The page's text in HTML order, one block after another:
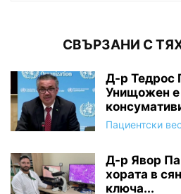
СВЪРЗАНИ С
Д-р Тедрос
Унищожен е
Пациентски
Д-р Явор
хората в
ключа...